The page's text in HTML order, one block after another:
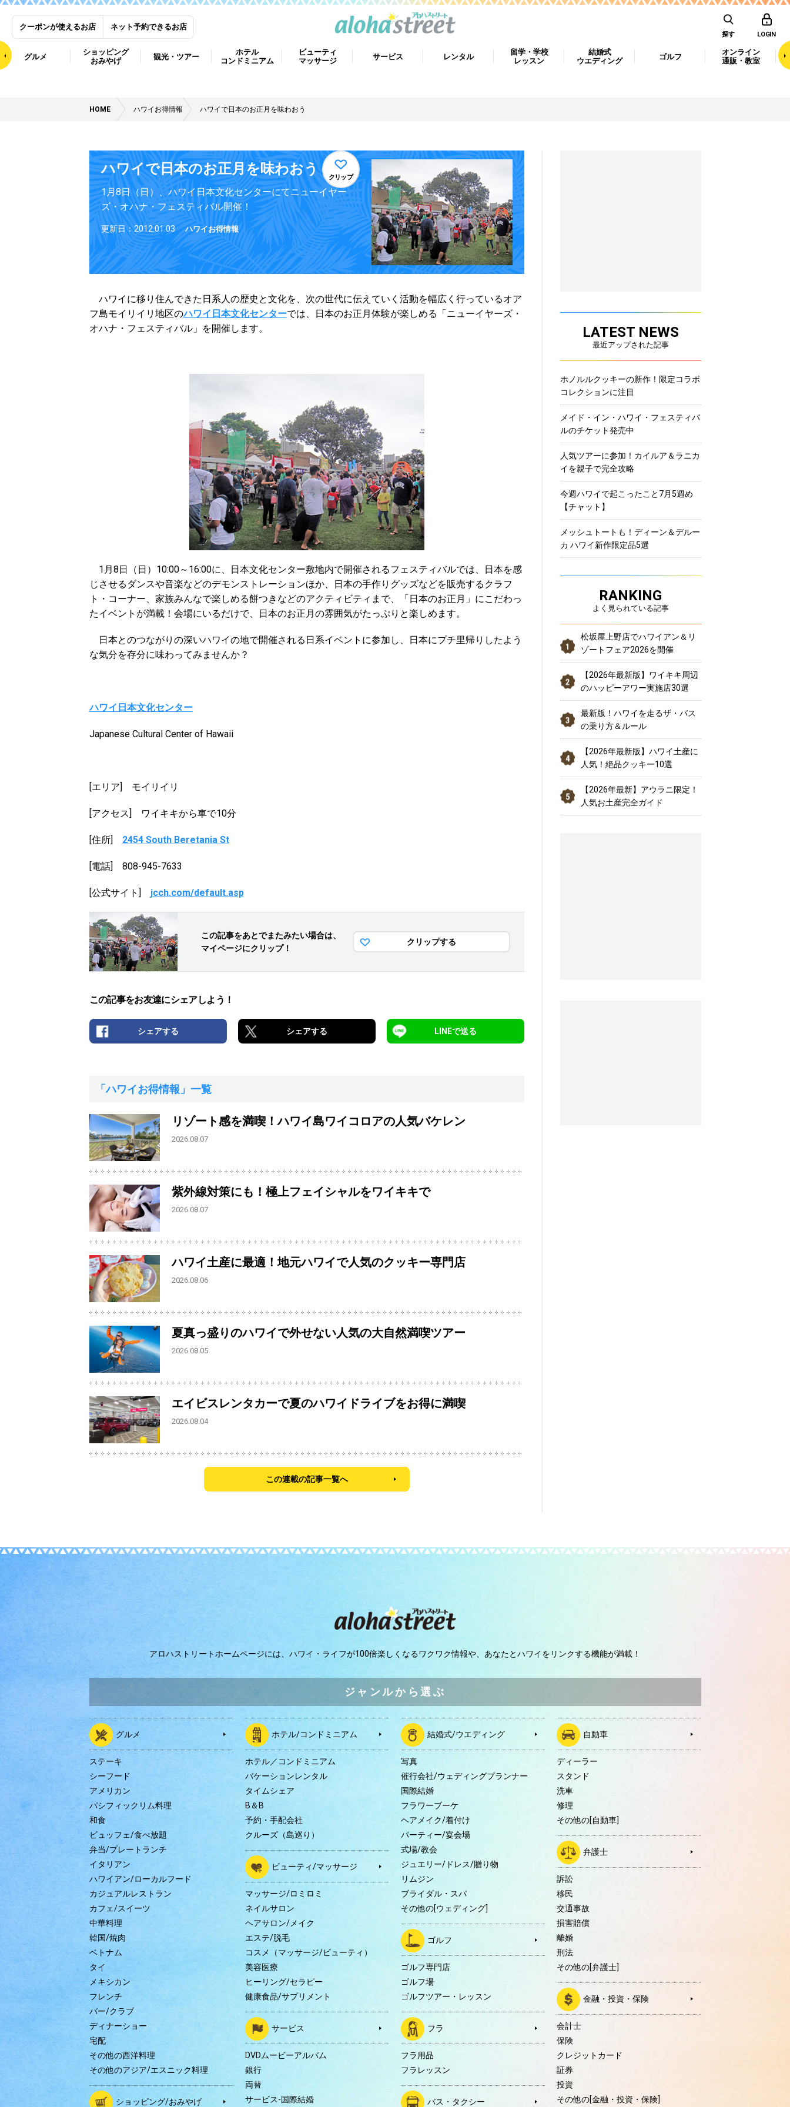
クーポンが使えるお店 ネット予約できるお店
探す LOGIN
グルメ
ショッピング
おみやげ
観光・ツアー
ホテル
コンドミニアム
ビューティ
マッサージ
サービス レンタル
留学・学校
レッスン
結婚式
ウエディング
ゴルフ
オンライン
通販・教室
HOME ハワイお得情報 ハワイで日本のお正月を味わおう
ハワイで日本のお正月を味わおう クリップ
1月8日（日）、ハワイ日本文化センターにてニューイヤー
ズ・オハナ・フェスティバル開催！
更新日：2012.01.03 ハワイお得情報
ハワイに移り住んできた日系人の歴史と文化を、次の世代に伝えていく活動を幅広く行っているオア
フ島モイリイリ地区のハワイ日本文化センターでは、日本のお正月体験が楽しめる「ニューイヤーズ・
オハナ・フェスティバル」を開催します。
1月8日（日）10:00～16:00に、日本文化センター敷地内で開催されるフェスティバルでは、日本を感
じさせるダンスや音楽などのデモンストレーションほか、日本の手作りグッズなどを販売するクラフ
ト・コーナー、家族みんなで楽しめる餅つきなどのアクティビティまで、「日本のお正月」にこだわっ
たイベントが満載！会場にいるだけで、日本のお正月の雰囲気がたっぷりと楽しめます。
日本とのつながりの深いハワイの地で開催される日系イベントに参加し、日本にプチ里帰りしたよう
な気分を存分に味わってみませんか？
ハワイ日本文化センター
Japanese Cultural Center of Hawaii
[エリア] モイリイリ
[アクセス] ワイキキから車で10分
[住所] 2454 South Beretania St
[電話] 808-945-7633
[公式サイト] jcch.com/default.asp
この記事をあとでまたみたい場合は、
マイページにクリップ！
クリップする
この記事をお友達にシェアしよう！
シェアする シェアする LINEで送る
「ハワイお得情報」一覧
リゾート感を満喫！ハワイ島ワイコロアの人気バケレン
2026.08.07
紫外線対策にも！極上フェイシャルをワイキキで
2026.08.07
ハワイ土産に最適！地元ハワイで人気のクッキー専門店
2026.08.06
夏真っ盛りのハワイで外せない人気の大自然満喫ツアー
2026.08.05
エイビスレンタカーで夏のハワイドライブをお得に満喫
2026.08.04
この連載の記事一覧へ
LATEST NEWS
最近アップされた記事
ホノルルクッキーの新作！限定コラボ
コレクションに注目
メイド・イン・ハワイ・フェスティバ
ルのチケット発売中
人気ツアーに参加！カイルア＆ラニカ
イを親子で完全攻略
今週ハワイで起こったこと7月5週め
【チャット】
メッシュトートも！ディーン＆デルー
カ ハワイ新作限定品5選
RANKING
よく見られている記事
松坂屋上野店でハワイアン＆リ
ゾートフェア2026を開催
【2026年最新版】ワイキキ周辺
のハッピーアワー実施店30選
最新版！ハワイを走るザ・バス
の乗り方＆ルール
【2026年最新版】ハワイ土産に
人気！絶品クッキー10選
【2026年最新】アウラニ限定！
人気お土産完全ガイド
アロハストリートホームページには、 ハワイ・ライフが100倍楽しくなるワクワク情報や、 あなたとハワイをリンクする機能が満載！
ジャンルから選ぶ
グルメ
ステーキ
シーフード
アメリカン
パシフィックリム料理
和食
ビュッフェ/食べ放題
弁当/プレートランチ
イタリアン
ハワイアン/ローカルフード
カジュアルレストラン
カフェ/スイーツ
中華料理
韓国/焼肉
ベトナム
タイ
メキシカン
フレンチ
バー/クラブ
ディナーショー
宅配
その他の西洋料理
その他のアジア/エスニック料理
ショッピング/おみやげ
ホテル/コンドミニアム
ホテル／コンドミニアム
バケーションレンタル
タイムシェア
B＆B
予約・手配会社
クルーズ（島巡り）
ビューティ/マッサージ
マッサージ/ロミロミ
ネイルサロン
ヘアサロン/メイク
エステ/脱毛
コスメ（マッサージ/ビューティ）
美容医療
ヒーリング/セラピー
健康食品/サプリメント
サービス
DVDムービーアルバム
銀行
両替
サービス-国際結婚
結婚式/ウエディング
写真
催行会社/ウェディングプランナー
国際結婚
フラワーブーケ
ヘアメイク/着付け
パーティー/宴会場
式場/教会
ジュエリー/ドレス/贈り物
リムジン
ブライダル・スパ
その他の[ウェディング]
ゴルフ
ゴルフ専門店
ゴルフ場
ゴルフツアー・レッスン
フラ
フラ用品
フラレッスン
バス・タクシー
自動車
ディーラー
スタンド
洗車
修理
その他の[自動車]
弁護士
訴訟
移民
交通事故
損害賠償
離婚
刑法
その他の[弁護士]
金融・投資・保険
会計士
保険
クレジットカード
証券
投資
その他の[金融・投資・保険]